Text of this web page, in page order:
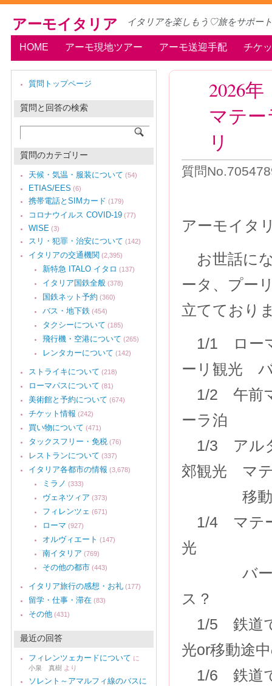
アーモイタリア イタリアを楽しもう♡旅をサポート
HOME アーモ現地ツアー アーモ送迎手配 チケ
2026
マテ
リ
質問
アーモイタ
お世話に
ータ、プー
立てており
1/1 ローマ
ーリ観光
1/2 午前
ーラ泊
1/3 アル
郊観光 マ
移動手
1/4 マテ
光
バーリ
ス？
1/5 鉄道
光or移動途
1/6 鉄道で
質問トップページ
質問と回答の検索
質問のカテゴリー
天候・気温・服装について (54)
ETIAS/EES (6)
携帯電話とSIMカード (179)
コロナウイルス COVID-19 (77)
WISE (3)
スリ・犯罪・治安について (142)
イタリアの交通機関 (2,395)
新特急 ITALO イタロ (137)
イタリア国鉄全般 (378)
国鉄ネット予約 (360)
バス・地下鉄 (454)
タクシーについて (185)
飛行機・空港について (265)
レンタカーについて (142)
ストライキについて (218)
ローマパスについて (81)
美術館と予約について (674)
チケット情報 (242)
買い物について (471)
タックスフリー・免税 (76)
レストランについて (337)
イタリア各都市の情報 (3,678)
ミラノ (333)
ヴェネツィア (373)
フィレンツェ (671)
ローマ (927)
オルヴィエート (147)
南イタリア (769)
その他の都市 (443)
イタリア旅行の感想・お礼 (177)
留学・仕事・滞在 (83)
その他 (431)
最近の回答
フィレンツェカードについて に
小泉 真樹 より
ソレント～アマルフィ線のバスに